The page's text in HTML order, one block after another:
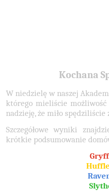
Kochana
W niedzielę w naszej
którego mieliście
nadzieję, że miło
Szczegółowe wyniki
krótkie podsumowanie